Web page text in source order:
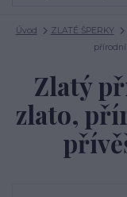
Úvod ZLATÉ ŠPERKY
přírodní
Zlatý
zlato,